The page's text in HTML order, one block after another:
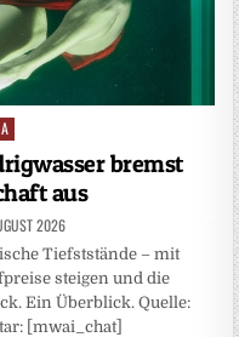
bremst
aus
2026
Tiefststände – mit
steigen und die
Ein Überblick. Quelle:
[mwai_chat]